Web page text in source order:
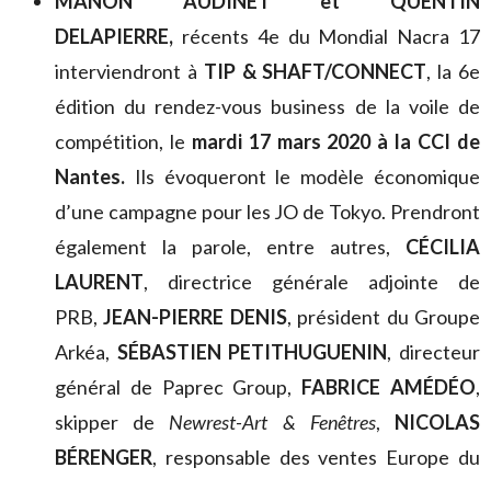
DELAPIERRE, récents 4e du Mondial Nacra 17
interviendront à TIP & SHAFT/CONNECT, la 6e
édition du rendez-vous business de la voile de
compétition, le mardi 17 mars 2020 à la CCI de
Nantes. Ils évoqueront le modèle économique
d’une campagne pour les JO de Tokyo. Prendront
également la parole, entre autres, CÉCILIA
LAURENT, directrice générale adjointe de
PRB,JEAN-PIERRE DENIS, président du Groupe
Arkéa, SÉBASTIEN PETITHUGUENIN, directeur
général de Paprec Group, FABRICE AMÉDÉO,
skipper de Newrest-Art & Fenêtres, NICOLAS
BÉRENGER, responsable des ventes Europe du